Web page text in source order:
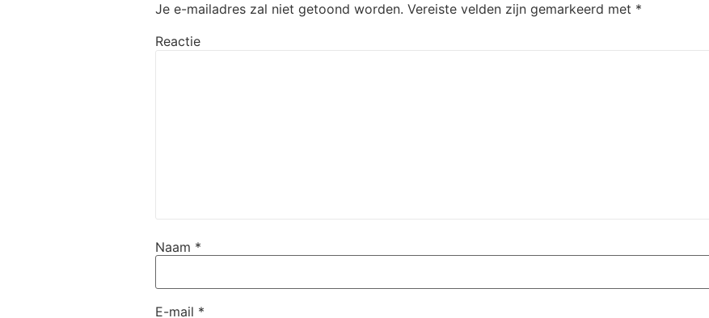
Je e-mailadres zal niet getoond worden. Vereiste velden zijn gemarkeerd met *
Reactie
Naam *
E-mail *